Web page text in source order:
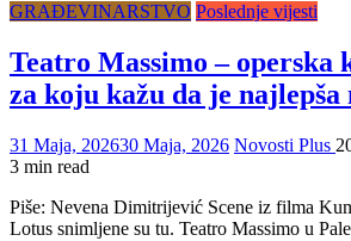
GRAĐEVINARSTVO Poslednje vijesti
Teatro Massimo – operska
za koju kažu da je najlepša
31 Maja, 202630 Maja, 2026 Novosti Plus
3 min read
Piše: Nevena Dimitrijević Scene iz filma
Lotus snimljene su tu. Teatro Massimo u